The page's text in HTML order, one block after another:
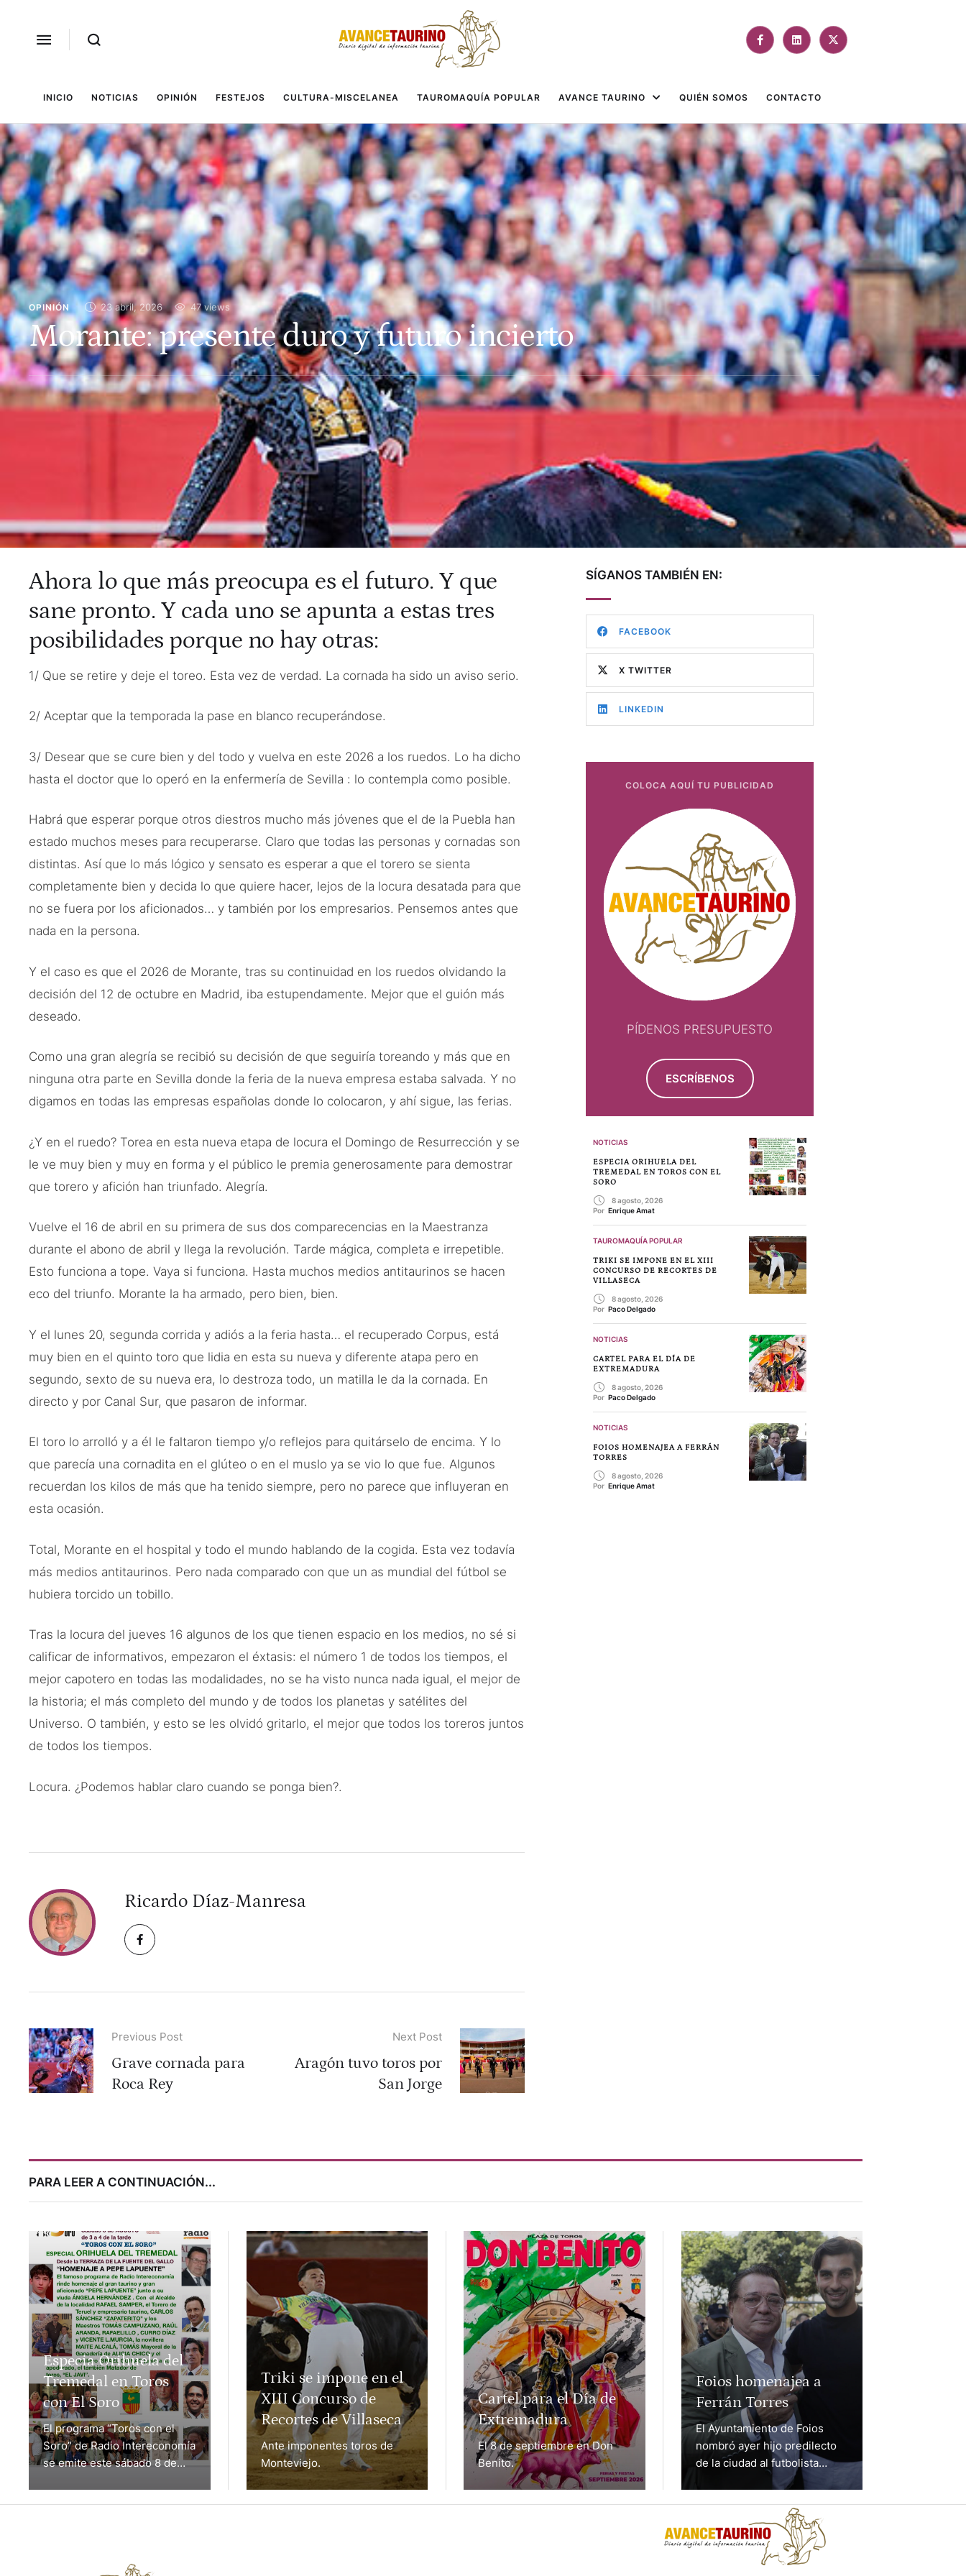
INICIO NOTICIAS OPINIÓN FESTEJOS CULTURA-MISCELANEA TAUROMAQUÍA POPULAR AVANCE TAURINO QUIÉN SOMOS CONTACTO
OPINIÓN 23 abril, 2026 47 views
Morante: presente duro y futuro incierto
Ahora lo que más preocupa es el futuro. Y que
sane pronto. Y cada uno se apunta a estas tres
posibilidades porque no hay otras:
1/ Que se retire y deje el toreo. Esta vez de verdad. La cornada ha sido un aviso serio.
2/ Aceptar que la temporada la pase en blanco recuperándose.
3/ Desear que se cure bien y del todo y vuelva en este 2026 a los ruedos. Lo ha dicho
hasta el doctor que lo operó en la enfermería de Sevilla : lo contempla como posible.
Habrá que esperar porque otros diestros mucho más jóvenes que el de la Puebla han
estado muchos meses para recuperarse. Claro que todas las personas y cornadas son
distintas. Así que lo más lógico y sensato es esperar a que el torero se sienta
completamente bien y decida lo que quiere hacer, lejos de la locura desatada para que
no se fuera por los aficionados… y también por los empresarios. Pensemos antes que
nada en la persona.
Y el caso es que el 2026 de Morante, tras su continuidad en los ruedos olvidando la
decisión del 12 de octubre en Madrid, iba estupendamente. Mejor que el guión más
deseado.
Como una gran alegría se recibió su decisión de que seguiría toreando y más que en
ninguna otra parte en Sevilla donde la feria de la nueva empresa estaba salvada. Y no
digamos en todas las empresas españolas donde lo colocaron, y ahí sigue, las ferias.
¿Y en el ruedo? Torea en esta nueva etapa de locura el Domingo de Resurrección y se
le ve muy bien y muy en forma y el público le premia generosamente para demostrar
que torero y afición han triunfado. Alegría.
Vuelve el 16 de abril en su primera de sus dos comparecencias en la Maestranza
durante el abono de abril y llega la revolución. Tarde mágica, completa e irrepetible.
Esto funciona a tope. Vaya si funciona. Hasta muchos medios antitaurinos se hacen
eco del triunfo. Morante la ha armado, pero bien, bien.
Y el lunes 20, segunda corrida y adiós a la feria hasta… el recuperado Corpus, está
muy bien en el quinto toro que lidia en esta su nueva y diferente atapa pero en
segundo, sexto de su nueva era, lo destroza todo, un matilla le da la cornada. En
directo y por Canal Sur, que pasaron de informar.
El toro lo arrolló y a él le faltaron tiempo y/o reflejos para quitárselo de encima. Y lo
que parecía una cornadita en el glúteo o en el muslo ya se vio lo que fue. Algunos
recuerdan los kilos de más que ha tenido siempre, pero no parece que influyeran en
esta ocasión.
Total, Morante en el hospital y todo el mundo hablando de la cogida. Esta vez todavía
más medios antitaurinos. Pero nada comparado con que un as mundial del fútbol se
hubiera torcido un tobillo.
Tras la locura del jueves 16 algunos de los que tienen espacio en los medios, no sé si
calificar de informativos, empezaron el éxtasis: el número 1 de todos los tiempos, el
mejor capotero en todas las modalidades, no se ha visto nunca nada igual, el mejor de
la historia; el más completo del mundo y de todos los planetas y satélites del
Universo. O también, y esto se les olvidó gritarlo, el mejor que todos los toreros juntos
de todos los tiempos.
Locura. ¿Podemos hablar claro cuando se ponga bien?.
Ricardo Díaz-Manresa
Previous Post
Grave cornada para
Roca Rey
Next Post
Aragón tuvo toros por
San Jorge
SÍGANOS TAMBIÉN EN:
FACEBOOK
X TWITTER
LINKEDIN
COLOCA AQUÍ TU PUBLICIDAD
PÍDENOS PRESUPUESTO
ESCRÍBENOS
NOTICIAS
ESPECIA ORIHUELA DEL
TREMEDAL EN TOROS CON EL
SORO
8 agosto, 2026
Por Enrique Amat
TAUROMAQUÍA POPULAR
TRIKI SE IMPONE EN EL XIII
CONCURSO DE RECORTES DE
VILLASECA
8 agosto, 2026
Por Paco Delgado
NOTICIAS
CARTEL PARA EL DÍA DE
EXTREMADURA
8 agosto, 2026
Por Paco Delgado
NOTICIAS
FOIOS HOMENAJEA A FERRÁN
TORRES
8 agosto, 2026
Por Enrique Amat
PARA LEER A CONTINUACIÓN...
Especia Orihuela del
Tremedal en Toros
con El Soro
El programa “Toros con el
Soro” de Radio Intereconomía
se emite este sábado 8 de
LAPUENTE" El famoso
Triki se impone en el
XIII Concurso de
Recortes de Villaseca
Ante imponentes toros de
Monteviejo.
Cartel para el Día de
Extremadura
El 8 de septiembre en Don
Benito.
Foios homenajea a
Ferrán Torres
El Ayuntamiento de Foios
nombró ayer hijo predilecto
de la ciudad al futbolista
Ferran Torres. Natural Foios,
Barcelona tras su paso por el
Valencia CF donde se forjó,
ayer recibió el
reconocimiento de su pueblo